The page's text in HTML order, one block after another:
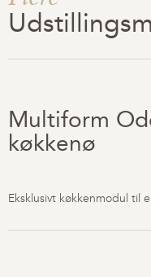
Multiform
køkkenø
Eksklusivt køkkenmodul til